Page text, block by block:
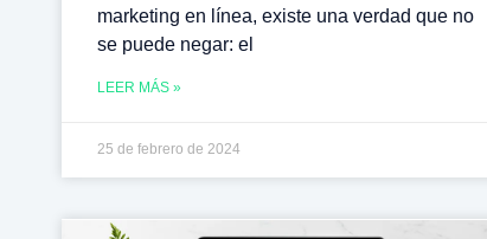
marketing en línea, existe una verdad que no
se puede negar: el
LEER MÁS »
25 de febrero de 2024